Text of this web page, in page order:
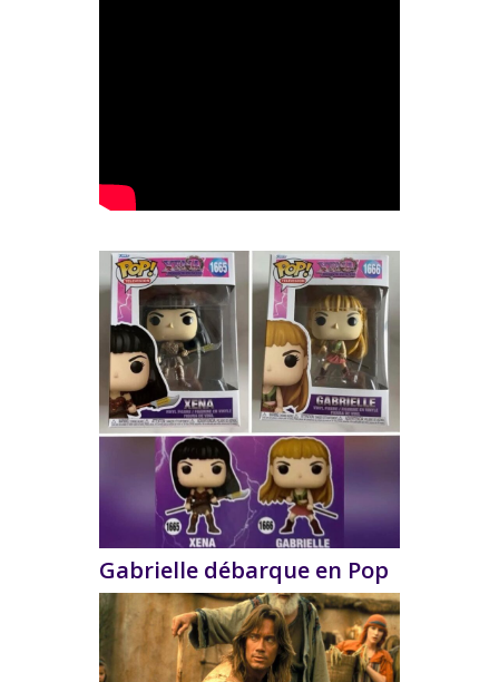
Gabrielle débarque en Pop